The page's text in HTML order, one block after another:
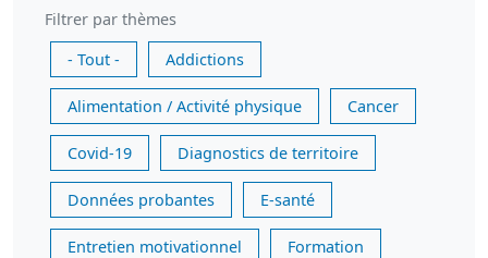
Filtrer par thèmes
- Tout -
Addictions
Alimentation / Activité physique Cancer
Covid-19 Diagnostics de territoire
Données probantes E-santé
Entretien motivationnel Formation